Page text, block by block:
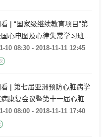
| “国家级继续教育项目”第
心电图及心律失常学习班
贞医院心律失常及起搏论坛
10 08:30 - 2018-11-11 12:45
| 第七届亚洲预防心脏病学
康复会议暨第十一届心脏病
课程（APCCRC）
10 08:00 - 2018-11-11 17:40